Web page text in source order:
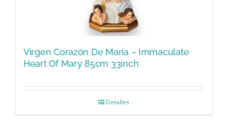
Virgen Corazón De María – Immaculate
Heart Of Mary 85cm 33inch
Detalles